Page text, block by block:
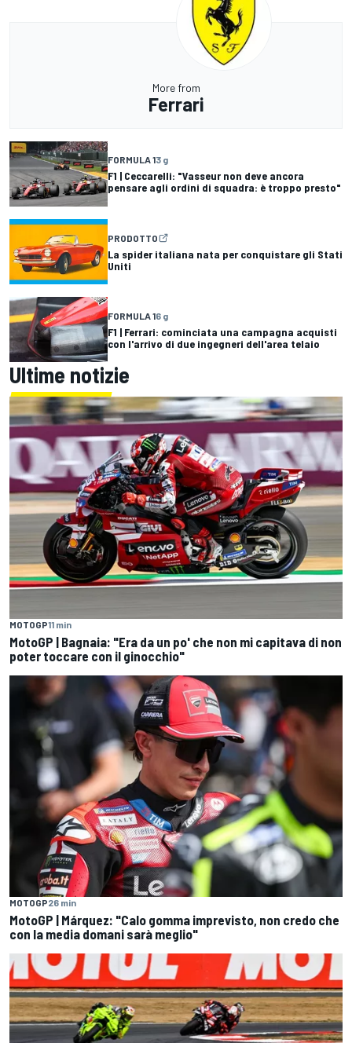
More from
Ferrari
FORMULA 13 g
F1 | Ceccarelli: "Vasseur non deve ancora
pensare agli ordini di squadra: è troppo presto"
PRODOTTO
La spider italiana nata per conquistare gli Stati
Uniti
FORMULA 16 g
F1 | Ferrari: cominciata una campagna acquisti
con l'arrivo di due ingegneri dell'area telaio
Ultime notizie
MOTOGP11 min
MotoGP | Bagnaia: "Era da un po' che non mi capitava di non
poter toccare con il ginocchio"
MOTOGP26 min
MotoGP | Márquez: "Calo gomma imprevisto, non credo che
con la media domani sarà meglio"